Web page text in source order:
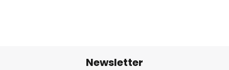
Newsletter